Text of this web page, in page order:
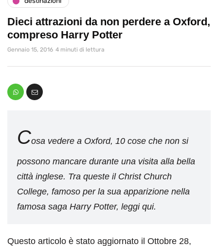
Dieci attrazioni da non perdere a Oxford,
compreso Harry Potter
Gennaio 15, 2016 4 minuti di lettura
Cosa vedere a Oxford, 10 cose che non si
possono mancare durante una visita alla bella
città inglese. Tra queste il Christ Church
College, famoso per la sua apparizione nella
famosa saga Harry Potter, leggi qui.
Questo articolo è stato aggiornato il Ottobre 28,